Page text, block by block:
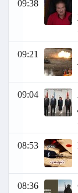
09:38
09:21
09:04
08:53
08:36